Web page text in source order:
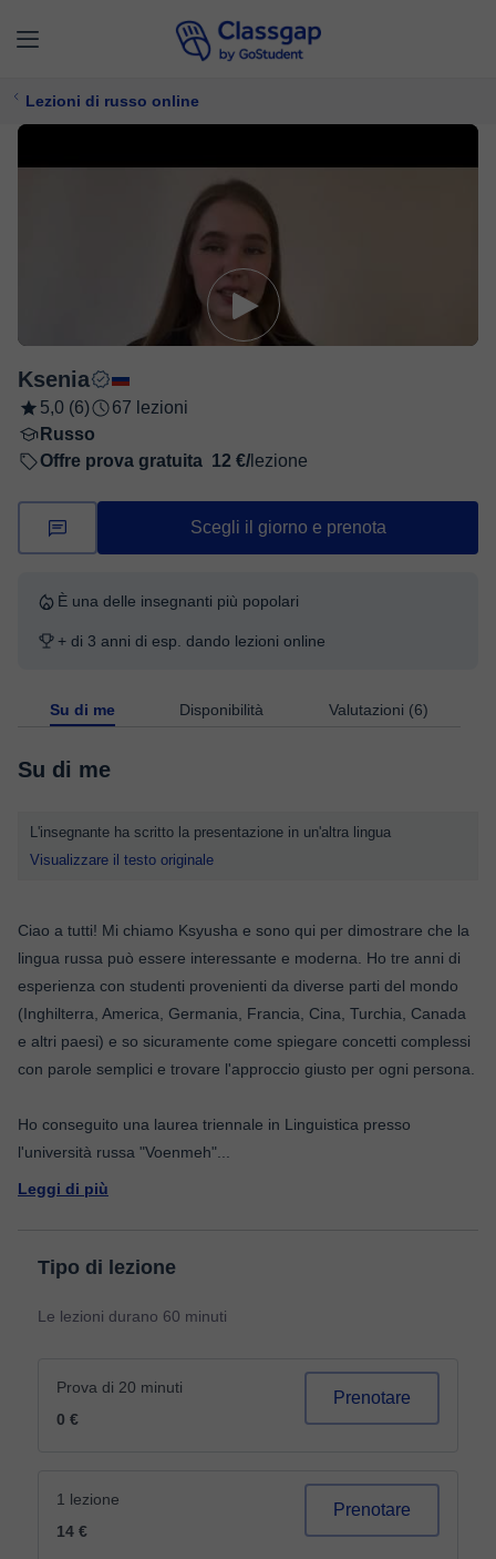
Lezioni di russo online
Ksenia
5,0 (6)
67 lezioni
Russo
Offre prova gratuita 12 €/ lezione
Scegli il giorno e prenota
È una delle insegnanti più popolari
+ di 3 anni di esp. dando lezioni online
Su di me Disponibilità Valutazioni (6)
Su di me
L'insegnante ha scritto la presentazione in un'altra lingua
Visualizzare il testo originale
Ciao a tutti! Mi chiamo Ksyusha e sono qui per dimostrare che la
lingua russa può essere interessante e moderna. Ho tre anni di
esperienza con studenti provenienti da diverse parti del mondo
(Inghilterra, America, Germania, Francia, Cina, Turchia, Canada
e altri paesi) e so sicuramente come spiegare concetti complessi
con parole semplici e trovare l'approccio giusto per ogni persona.
Ho conseguito una laurea triennale in Linguistica presso
l'università russa "Voenmeh"
Leggi di più
Tipo di lezione
Le lezioni durano 60 minuti
Prova di 20 minuti
0 €
Prenotare
1 lezione
14 €
Prenotare